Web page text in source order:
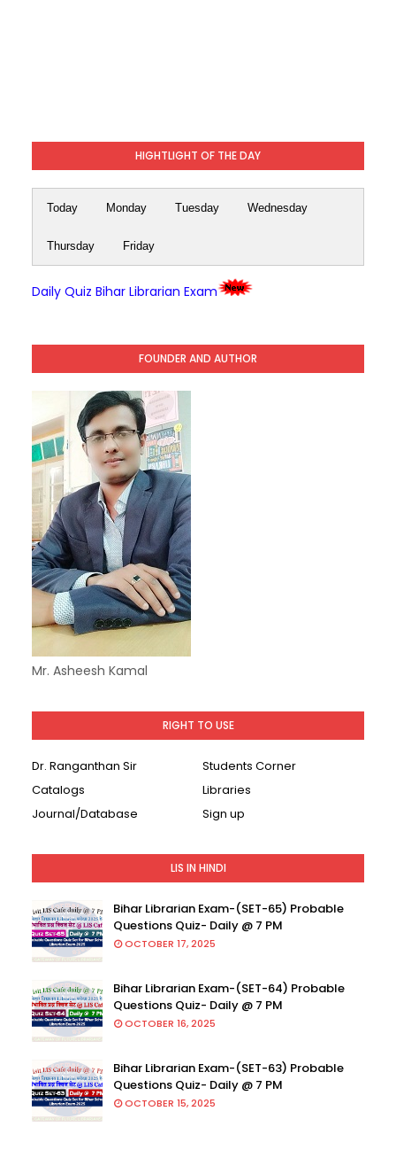
HIGHTLIGHT OF THE DAY
Today Monday Tuesday Wednesday
Thursday Friday
Daily Quiz Bihar Librarian Exam
FOUNDER AND AUTHOR
Mr. Asheesh Kamal
RIGHT TO USE
Dr. Ranganthan Sir
Students Corner
Catalogs
Libraries
Journal/Database
Sign up
LIS IN HINDI
Bihar Librarian Exam-(SET-65) Probable
Questions Quiz- Daily @ 7 PM
OCTOBER 17, 2025
Bihar Librarian Exam-(SET-64) Probable
Questions Quiz- Daily @ 7 PM
OCTOBER 16, 2025
Bihar Librarian Exam-(SET-63) Probable
Questions Quiz- Daily @ 7 PM
OCTOBER 15, 2025